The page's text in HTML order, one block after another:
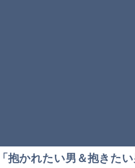
抱かれたい男＆抱きた